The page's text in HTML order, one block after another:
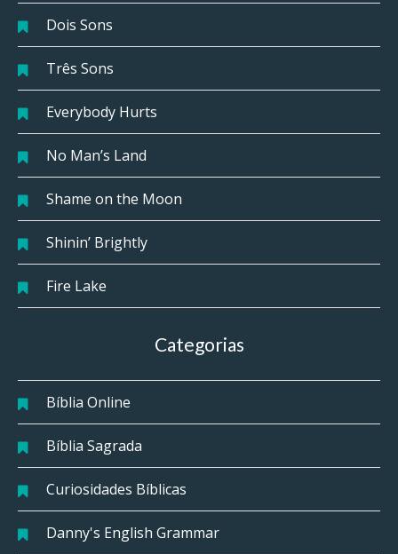
Dois Sons
Três Sons
Everybody Hurts
No Man’s Land
Shame on the Moon
Shinin’ Brightly
Fire Lake
Categorias
Bíblia Online
Bíblia Sagrada
Curiosidades Bíblicas
Danny's English Grammar